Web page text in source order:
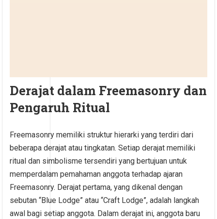
Derajat dalam Freemasonry dan
Pengaruh Ritual
Freemasonry memiliki struktur hierarki yang terdiri dari
beberapa derajat atau tingkatan. Setiap derajat memiliki
ritual dan simbolisme tersendiri yang bertujuan untuk
memperdalam pemahaman anggota terhadap ajaran
Freemasonry. Derajat pertama, yang dikenal dengan
sebutan “Blue Lodge” atau “Craft Lodge”, adalah langkah
awal bagi setiap anggota. Dalam derajat ini, anggota baru